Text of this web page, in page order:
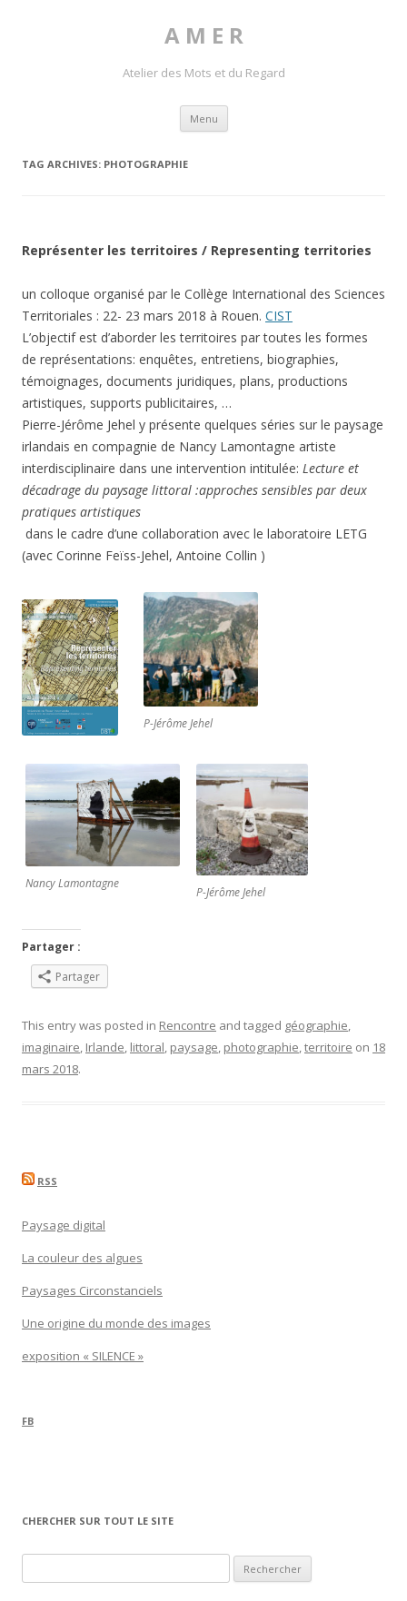
A M E R
Atelier des Mots et du Regard
Menu Skip to content
TAG ARCHIVES: PHOTOGRAPHIE
Représenter les territoires / Representing territories
un colloque organisé par le Collège International des Sciences
Territoriales : 22- 23 mars 2018 à Rouen. CIST
L’objectif est d’aborder les territoires par toutes les formes
de représentations: enquêtes, entretiens, biographies,
témoignages, documents juridiques, plans, productions
artistiques, supports publicitaires, …
Pierre-Jérôme Jehel y présente quelques séries sur le paysage
irlandais en compagnie de Nancy Lamontagne artiste
interdisciplinaire dans une intervention intitulée: Lecture et
décadrage du paysage littoral :approches sensibles par deux
pratiques artistiques
dans le cadre d’une collaboration avec le laboratoire LETG
(avec Corinne Feïss-Jehel, Antoine Collin )
P-Jérôme Jehel
Nancy Lamontagne
P-Jérôme Jehel
Partager :
Partager
This entry was posted in Rencontre and tagged géographie,
imaginaire, Irlande, littoral, paysage, photographie,territoire on 18
mars 2018.
RSS
Paysage digital
La couleur des algues
Paysages Circonstanciels
Une origine du monde des images
exposition « SILENCE »
FB
CHERCHER SUR TOUT LE SITE